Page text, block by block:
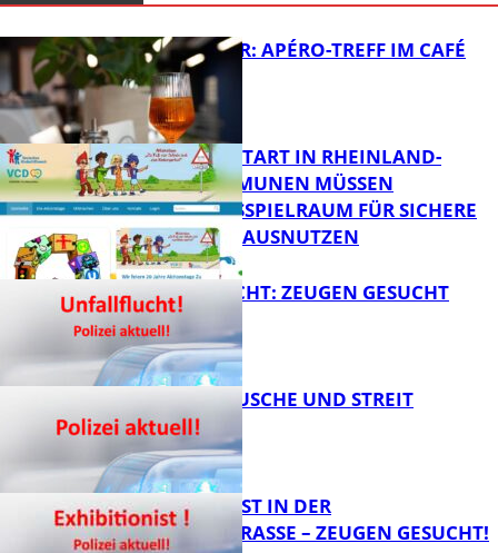
FB Kultur
HOT SUMMER: APÉRO-TREFF IM CAFÉ
LUMA
ZUM SCHULSTART IN RHEINLAND-
PFALZ: KOMMUNEN MÜSSEN
HANDLUNGSSPIELRAUM FÜR SICHERE
SCHULWEGE AUSNUTZEN
UNFALLFLUCHT: ZEUGEN GESUCHT
KNALLGERÄUSCHE UND STREIT
EXHIBITIONIST IN DER
VELMANNSTRASSE – ZEUGEN GESUCHT!